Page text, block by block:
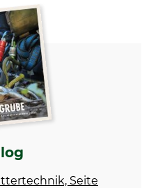
Seitenanzahl
200
Einband
Taschenbuch
Produkttyp
Buch
Made in Germany
Seite